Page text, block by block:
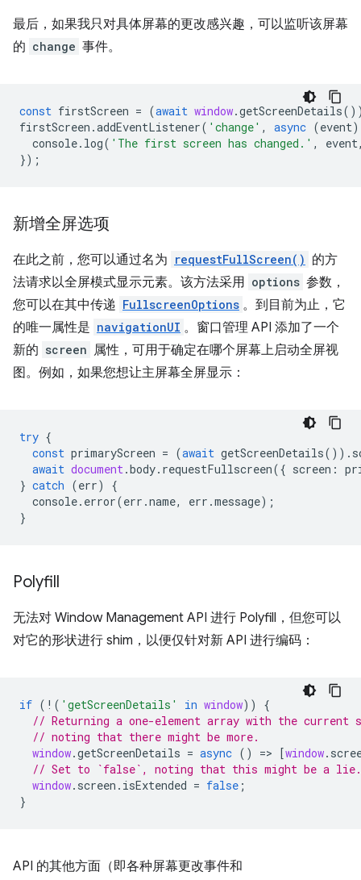
最后，如果我只对具体屏幕的更改感兴趣，可以监听该屏幕
的 change 事件。
const firstScreen = (await window.getScreenDetails
firstScreen .addEventListener( 'change' , async (event)
console. log( 'The first screen has changed.' , event
});
新增全屏选项
在此之前，您可以通过名为 requestFullScreen() 的方
法请求以全屏模式显示元素。该方法采用 options 参数，
您可以在其中传递 FullscreenOptions 。到目前为止，它
的唯一属性是 navigationUI 。窗口管理 API 添加了一个
新的 screen 属性，可用于确定在哪个屏幕上启动全屏视
图。例如，如果您想让主屏幕全屏显示：
try {
const primaryScreen = (await getScreenDetails()).
await document.body. requestFullscreen({ screen :
} catch (err)
{
console. error(err .name, err .message);
}
Polyfill
无法对 Window Management API 进行 Polyfill，但您可以
对它的形状进行 shim，以便仅针对新 API 进行编码：
if ( ! ( 'getScreenDetails' in window))
{
// Returning a one-element array with the current
// noting that there might be more.
window.getScreenDetails = async () => [window.
// Set to `false`, noting that this might be a lie.
window. screen . isExtended = false ;
}
API 的其他方面（即各种屏幕更改事件和